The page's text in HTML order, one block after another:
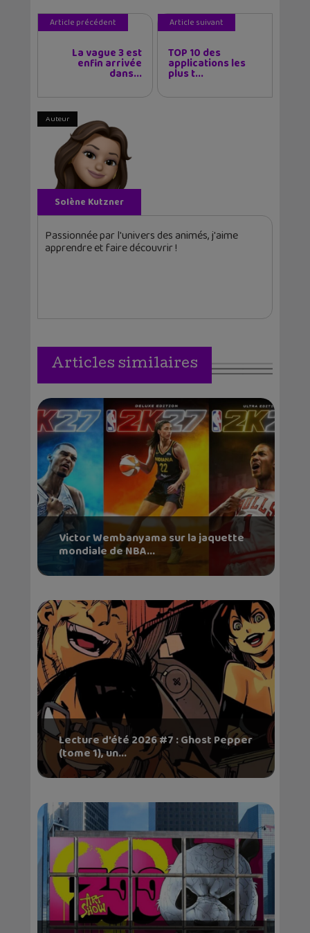
Article précédent
La vague 3 est
enfin arrivée
dans...
Article suivant
TOP 10 des
applications les
plus t...
Auteur
Solène Kutzner
Passionnée par l'univers des animés, j'aime
apprendre et faire découvrir !
Articles similaires
Victor Wembanyama sur la jaquette
mondiale de NBA...
Lecture d’été 2026 #7 : Ghost Pepper
(tome 1), un...